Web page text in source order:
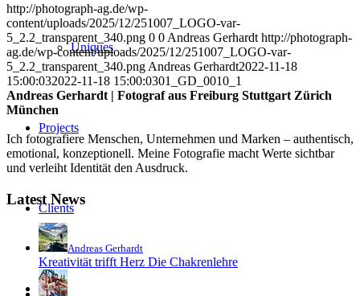
Uniques
Projects
Clients
Blog
http://photograph-ag.de/wp-
content/uploads/2025/12/251007_LOGO-var-
5_2.2_transparent_340.png 0 0 Andreas Gerhardt http://photograph-
ag.de/wp-content/uploads/2025/12/251007_LOGO-var-
5_2.2_transparent_340.png Andreas Gerhardt2022-11-18
15:00:032022-11-18 15:00:0301_GD_0010_1
Andreas Gerhardt | Fotograf aus Freiburg Stuttgart Zürich
München
Ich fotografiere Menschen, Unternehmen und Marken – authentisch,
emotional, konzeptionell. Meine Fotografie macht Werte sichtbar
und verleiht Identität den Ausdruck.
Latest News
Andreas Gerhardt
Kreativität trifft Herz Die Chakrenlehre